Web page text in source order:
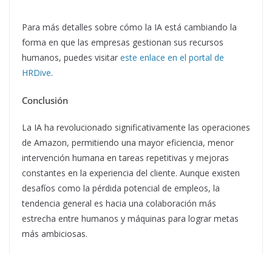
Para más detalles sobre cómo la IA está cambiando la
forma en que las empresas gestionan sus recursos
humanos, puedes visitar este enlace en el portal de
HRDive.
Conclusión
La IA ha revolucionado significativamente las operaciones
de Amazon, permitiendo una mayor eficiencia, menor
intervención humana en tareas repetitivas y mejoras
constantes en la experiencia del cliente. Aunque existen
desafíos como la pérdida potencial de empleos, la
tendencia general es hacia una colaboración más
estrecha entre humanos y máquinas para lograr metas
más ambiciosas.